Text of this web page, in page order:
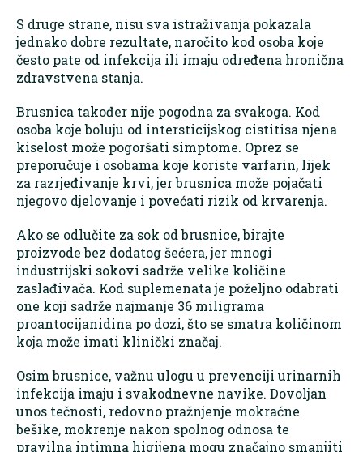
S druge strane, nisu sva istraživanja pokazala
jednako dobre rezultate, naročito kod osoba koje
često pate od infekcija ili imaju određena hronična
zdravstvena stanja.
Brusnica također nije pogodna za svakoga. Kod
osoba koje boluju od intersticijskog cistitisa njena
kiselost može pogoršati simptome. Oprez se
preporučuje i osobama koje koriste varfarin, lijek
za razrjeđivanje krvi, jer brusnica može pojačati
njegovo djelovanje i povećati rizik od krvarenja.
Ako se odlučite za sok od brusnice, birajte
proizvode bez dodatog šećera, jer mnogi
industrijski sokovi sadrže velike količine
zaslađivača. Kod suplemenata je poželjno odabrati
one koji sadrže najmanje 36 miligrama
proantocijanidina po dozi, što se smatra količinom
koja može imati klinički značaj.
Osim brusnice, važnu ulogu u prevenciji urinarnih
infekcija imaju i svakodnevne navike. Dovoljan
unos tečnosti, redovno pražnjenje mokraćne
bešike, mokrenje nakon spolnog odnosa te
pravilna intimna higijena mogu značajno smanjiti